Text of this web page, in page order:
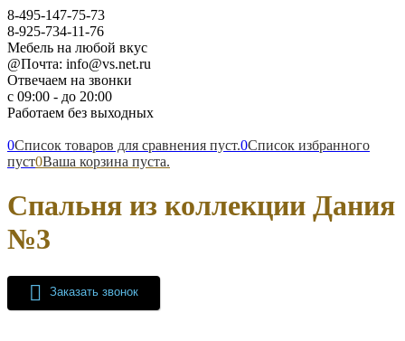
8-495-147-75-73
8-925-734-11-76
Мебель на любой вкус
@Почта: info@vs.net.ru
Отвечаем на звонки
с 09:00 - до 20:00
Работаем без выходных
0Список товаров для сравнения пуст.0Список избранного
пуст0Ваша корзина пуста.
Спальня из коллекции Дания
№3
Заказать звонок